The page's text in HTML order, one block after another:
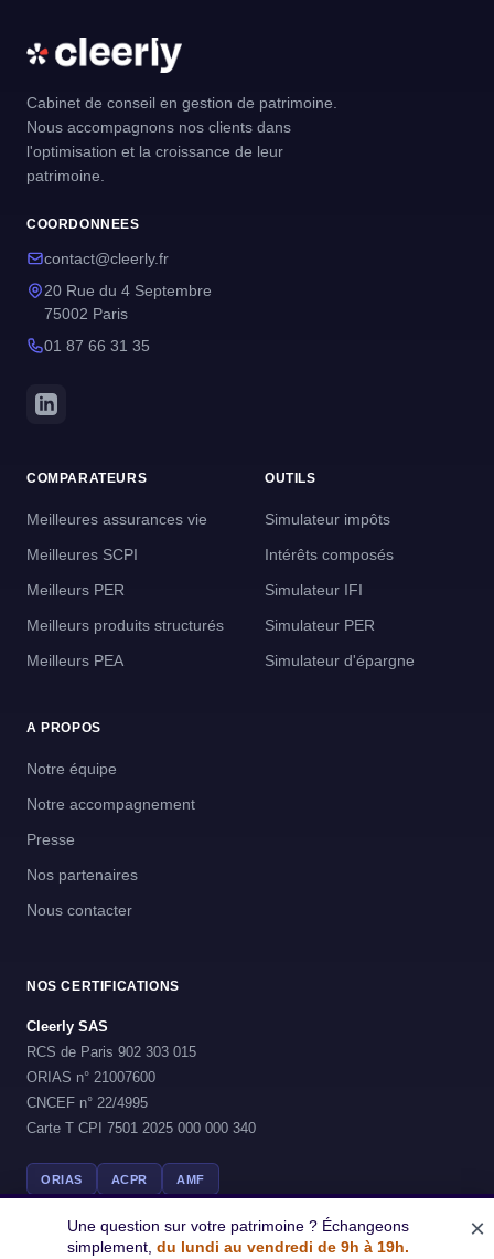
Cabinet de conseil en gestion de patrimoine.
Nous accompagnons nos clients dans
l'optimisation et la croissance de leur
patrimoine.
COORDONNEES
contact@cleerly.fr
20 Rue du 4 Septembre
75002 Paris
01 87 66 31 35
COMPARATEURS
Meilleures assurances vie
Meilleures SCPI
Meilleurs PER
Meilleurs produits structurés
Meilleurs PEA
OUTILS
Simulateur impôts
Intérêts composés
Simulateur IFI
Simulateur PER
Simulateur d'épargne
A PROPOS
Notre équipe
Notre accompagnement
Presse
Nos partenaires
Nous contacter
NOS CERTIFICATIONS
Cleerly SAS
RCS de Paris 902 303 015
ORIAS n° 21007600
CNCEF n° 22/4995
Carte T CPI 7501 2025 000 000 340
ORIAS ACPR AMF
Une question sur votre patrimoine ? Échangeons
simplement, du lundi au vendredi de 9h à 19h.
×